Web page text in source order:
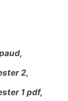
2,
1 pdf,